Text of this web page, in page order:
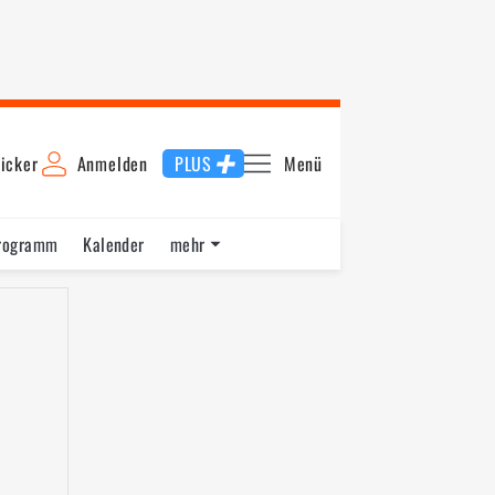
Anmelden PLUS Menü
Kalender
mehr